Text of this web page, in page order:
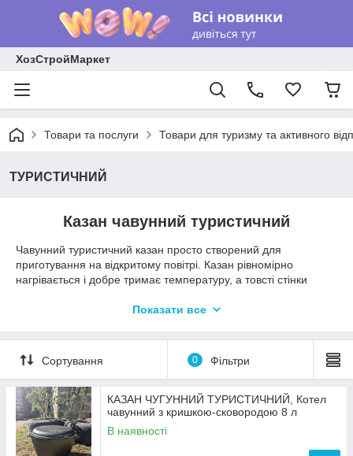
ХозСтройМаркет
Товари та послуги Товари для туризму та активного
ТУРИСТИЧНИЙ
Казан чавунний туристичний
Чавунний туристичний казан просто створений для
приготування на відкритому повітрі. Казан рівномірно
нагрівається і добре тримає температуру, а товсті стінки
Особливістю казанів ТМ «BRIZOLL» є плоска кришка, на яку
створювати ефект приготування в печі.
залежності від того, на яку компанію гостей розраховуєте.
Будьте впевнені, у такому посуді смак страв буде як у
справжнього шеф-кухаря!
Показати все
Сортування 0 Фільтри
КАЗАН ЧУГУННИЙ ТУРИСТИЧНИЙ, Котел
чавунний з кришкою-сковородою 8 л
В наявності